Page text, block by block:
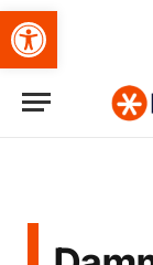
Obre la barra d'eines